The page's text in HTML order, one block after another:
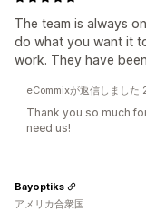
The team is always
do what you want it
work. They have
eCommixが返信しまし
Thank you so much
need us!
Bayoptiks
アメリカ合衆国